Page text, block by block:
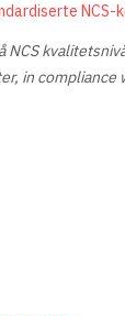
NCS-
NCS
in compliance